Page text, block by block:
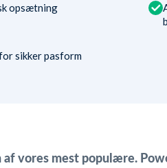
vores mest populære.
opsætning
sikker pasform